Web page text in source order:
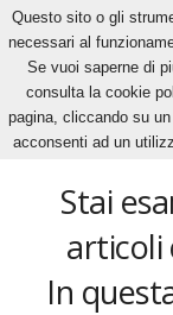
Home Tags Penalità
penalità
Stai
articoli
In
Questo sito o gli
necessari al
Se vuoi saperne di
consulta la cookie
pagina, cliccando su
acconsenti ad un